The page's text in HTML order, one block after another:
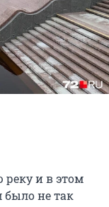
и в этом
было не так